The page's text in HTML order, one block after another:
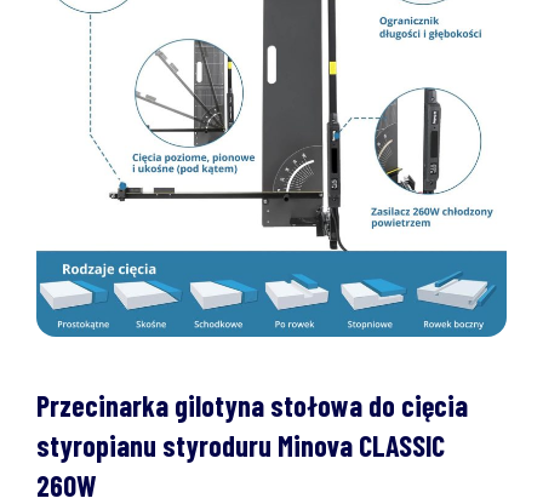
Przecinarka gilotyna stołowa do cięcia
styropianu styroduru Minova CLASSIC
260W